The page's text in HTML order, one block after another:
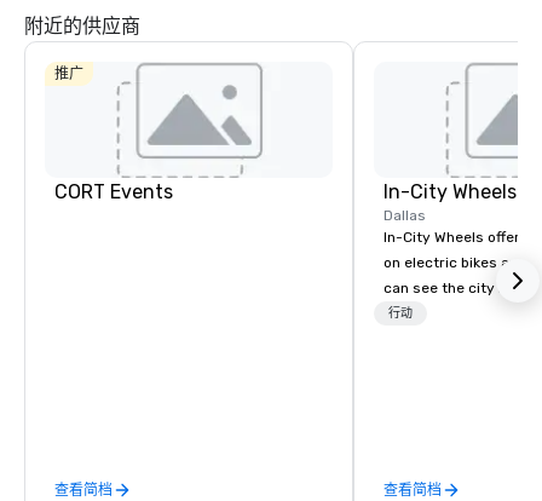
附近的供应商
推广
CORT Events
查看简档
In-City Wheels
Dallas
In-City Wheels offers
on electric bikes and
can see the city in
possible. Our tours
行动
查看简档